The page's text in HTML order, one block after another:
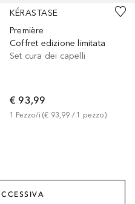
KÉRASTASE
Première
Coffret edizione limitata
Set cura dei capelli
€ 93,99
1 Pezzo/i (€ 93,99 / 1 pezzo)